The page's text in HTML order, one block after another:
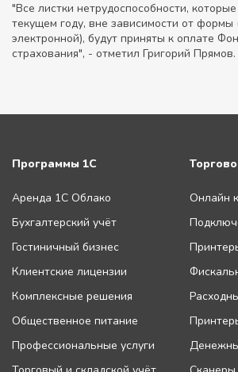
"Все листки нетрудоспособности,
текущем году, вне зависимости от
электронной), будут приняты к оплате
страхования", - отметил Григорий Прямов.
Программы 1С
Аренда 1С Облако
Бухгалтерский учёт
Гостиничный бизнес
Клиентские лицензии
Комплексные решения
Общественное питание
Профессиональные услуги
Онлайн